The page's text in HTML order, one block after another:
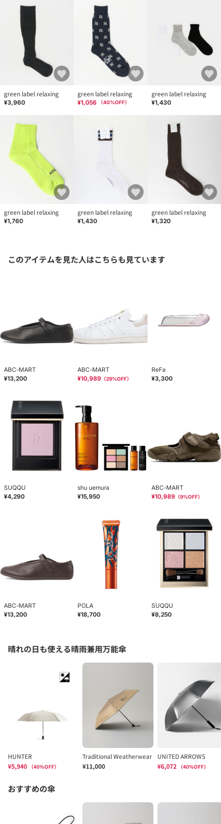
green label relaxing
¥3,960
green label relaxing
¥1,056 （40%OFF）
green label relaxing
¥1,430
green label relaxing
¥1,760
green label relaxing
¥1,430
green label relaxing
¥1,320